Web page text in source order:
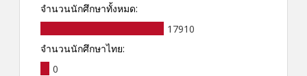
จำนวนนักศึกษาทั้งหมด:
17910
จำนวนนักศึกษาไทย:
0